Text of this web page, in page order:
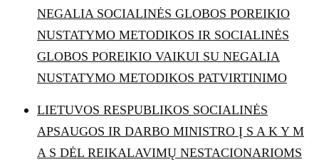
NEGALIA SOCIALINĖS GLOBOS POREIKIO
NUSTATYMO METODIKOS IR SOCIALINĖS
GLOBOS POREIKIO VAIKUI SU NEGALIA
NUSTATYMO METODIKOS PATVIRTINIMO
LIETUVOS RESPUBLIKOS SOCIALINĖS
APSAUGOS IR DARBO MINISTRO Į S A K Y M
A S DĖL REIKALAVIMŲ NESTACIONARIOMS